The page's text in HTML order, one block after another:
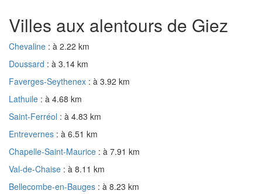
Villes aux alentours de Giez
Chevaline : à 2.22 km
Doussard : à 3.14 km
Faverges-Seythenex : à 3.92 km
Lathuile : à 4.68 km
Saint-Ferréol : à 4.83 km
Entrevernes : à 6.51 km
Chapelle-Saint-Maurice : à 7.91 km
Val-de-Chaise : à 8.11 km
Bellecombe-en-Bauges : à 8.23 km